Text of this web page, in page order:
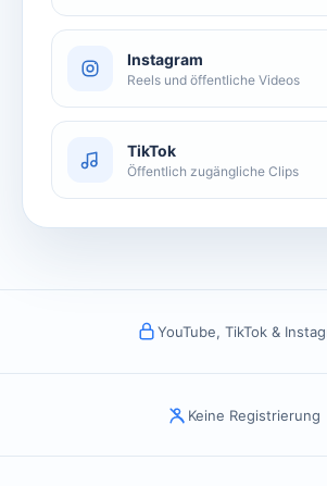
Instagram
Reels und öffentliche Videos
TikTok
Öffentlich zugängliche Clips
YouTube, TikTok &
Keine Registrierung